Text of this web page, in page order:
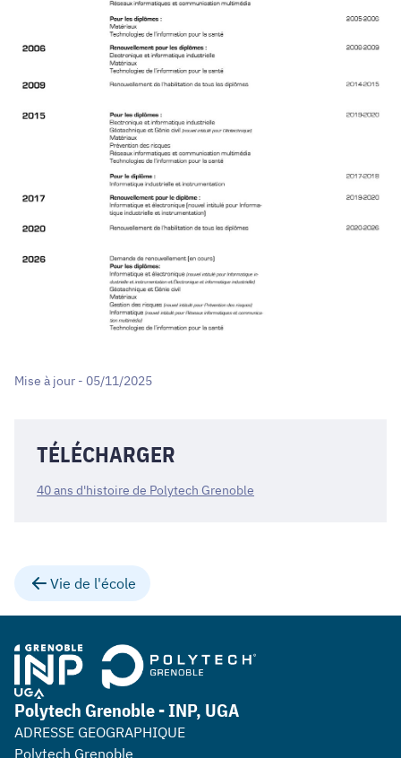
Mise à jour - 05/11/2025
TÉLÉCHARGER
40 ans d'histoire de Polytech Grenoble
Vie de l'école
Polytech Grenoble - INP, UGA
ADRESSE GEOGRAPHIQUE
Polytech Grenoble